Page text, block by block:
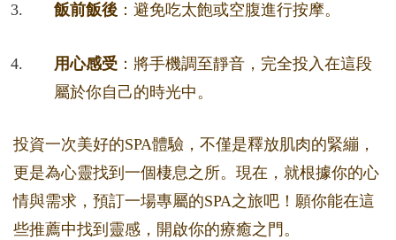
飯前飯後 ：避免吃太飽或空腹進行按摩。
用心感受 ：將手機調至靜音，完全投入在這段
屬於你自己的時光中。
投資一次美好的SPA體驗，不僅是釋放肌肉的緊繃，
更是為心靈找到一個棲息之所。現在，就根據你的心
情與需求，預訂一場專屬的SPA之旅吧！願你能在這
些推薦中找到靈感，開啟你的療癒之門。